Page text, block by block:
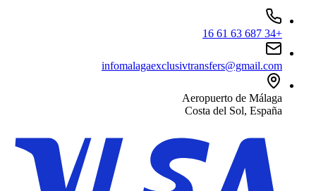
+34 687 63 61 16
infomalagaexclusivtransfers@gmail.com
Aeropuerto de Málaga
Costa del Sol, España